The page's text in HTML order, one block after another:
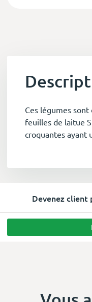
Ces légumes sont
feuilles de laitue
croquantes ayant
Devenez client